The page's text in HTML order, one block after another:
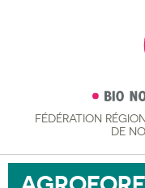
FÉDÉRATION
DE